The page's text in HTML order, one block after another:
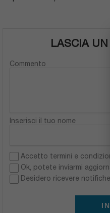
LASCIA
Commento
Inserisci il tuo nome
Accetto termini e
Ok, potete inviarmi
Desidero ricevere